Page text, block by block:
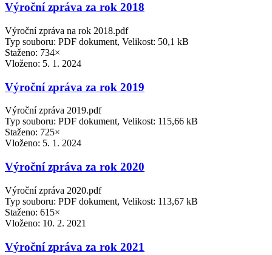
Výroční zpráva za rok 2018
Výroční zpráva na rok 2018.pdf
Typ souboru: PDF dokument, Velikost: 50,1 kB
Staženo: 734×
Vloženo: 5. 1. 2024
Výroční zpráva za rok 2019
Výroční zpráva 2019.pdf
Typ souboru: PDF dokument, Velikost: 115,66 kB
Staženo: 725×
Vloženo: 5. 1. 2024
Výroční zpráva za rok 2020
Výroční zpráva 2020.pdf
Typ souboru: PDF dokument, Velikost: 113,67 kB
Staženo: 615×
Vloženo: 10. 2. 2021
Výroční zpráva za rok 2021